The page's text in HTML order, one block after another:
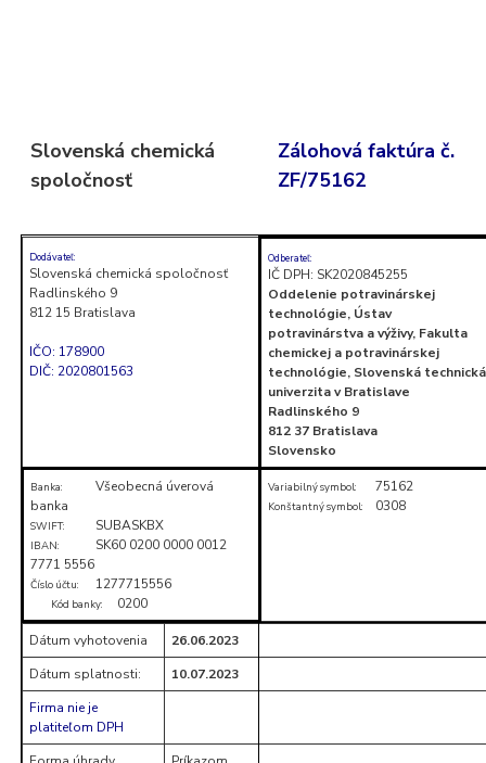
Enter)Slovenská chemická
spoločnosť
Zálohová faktúra č.
ZF/75162
Dodávateľ:
Slovenská chemická spoločnosť
Radlinského 9
812 15 Bratislava
IČO: 178900
DIČ: 2020801563
Odberateľ:
IČ DPH: SK2020845255
Oddelenie potravinárskej
technológie, Ústav
potravinárstva a výživy, Fakulta
chemickej a potravinárskej
technológie, Slovenská technická
univerzita v Bratislave
Radlinského 9
812 37 Bratislava
Slovensko
Banka:
Všeobecná úverová
banka
SWIFT: SUBASKBX
IBAN:
SK60 0200 0000 0012
7771 5556
Číslo účtu: 1277715556
Kód banky: 0200
Variabilný symbol: 75162
Konštantný symbol: 0308
Dátum vyhotovenia
26.06.2023
Dátum splatnosti:
10.07.2023
Firma nie je
platiteľom DPH